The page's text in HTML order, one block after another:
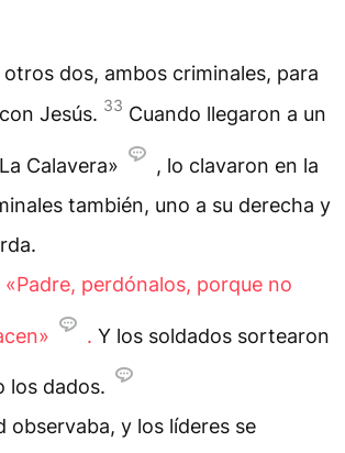
dos, ambos criminales, para
Jesús. 33 Cuando llegaron a un
Calavera»
, lo clavaron en la
también, uno a su derecha y
«Padre, perdónalos, porque no
. Y los soldados sortearon
los dados.
observaba, y los líderes se